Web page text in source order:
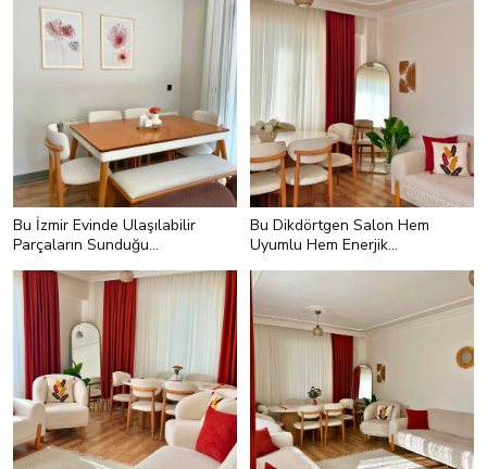
Bu İzmir Evinde Ulaşılabilir
Parçaların Sunduğu
Bu Dikdörtgen Salon Hem
Uyumlu Hem Enerjik